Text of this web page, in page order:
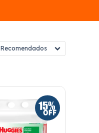
Recomendados